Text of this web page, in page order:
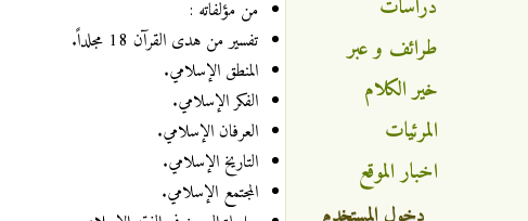
من مؤلفاته :
تفسير من هدى القرآن 18 مجلداً.
المنطق الإسلامي.
الفكر الإسلامي.
العرفان الإسلامي.
التاريخ الإسلامي.
المجتمع الإسلامي.
دراسات
طرائف و عبر
خير الكلام
المرئيات
اخبار الموقع